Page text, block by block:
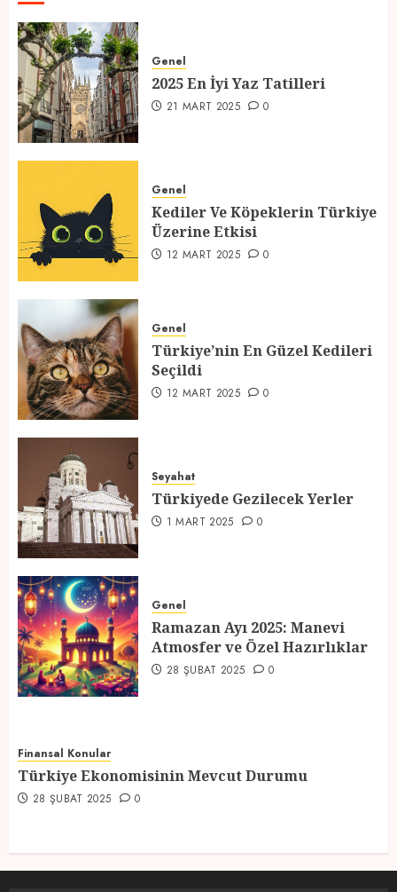
1
21 MART 2025
2
Üzerine Etkisi
12 MART 2025 0
3
Seçildi
12 MART 2025 0
4
1 MART 2025
5
Atmosfer ve Özel Hazırlıklar
28 ŞUBAT 2025 0
Genel
2025 En İyi Yaz Tatilleri
21 MART 2025 0
Genel
Kediler Ve Köpeklerin Türkiye
Üzerine Etkisi
12 MART 2025 0
Genel
Türkiye’nin En Güzel Kedileri
Seçildi
12 MART 2025 0
Seyahat
Türkiyede Gezilecek Yerler
1 MART 2025 0
Genel
Ramazan Ayı 2025: Manevi
Atmosfer ve Özel Hazırlıklar
28 ŞUBAT 2025 0
Finansal Konular
Türkiye Ekonomisinin Mevcut Durumu
28 ŞUBAT 2025 0